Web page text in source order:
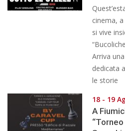
cinema,
si vive
Arriva
dedicata
le storie
18 - 19
A
“Torneo